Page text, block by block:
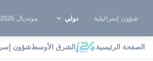
شؤون إسرائيلية دولي مونديال 2026
الصفحة الرئيسية الشرق الأوسطشؤون